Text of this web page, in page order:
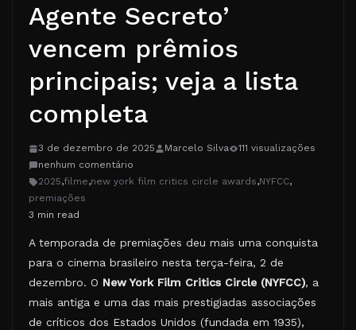
Agente Secreto’
vencem prêmios
principais; veja a lista
completa
3 de dezembro de 2025 Marcelo Silva
111 visualizações
nenhum comentário
2025,filme,new york film critics circle awards,NYFCC,
premiações
3 min read
A temporada de premiações deu mais uma conquista
para o cinema brasileiro nesta terça-feira, 2 de
dezembro. O New York Film Critics Circle (NYFCC), a
mais antiga e uma das mais prestigiadas associações
de críticos dos Estados Unidos (fundada em 1935),